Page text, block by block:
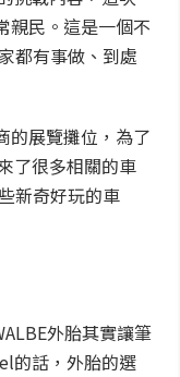
親民。這是一個不
都有事做、到處
的展覽攤位，為了
了很多相關的車
新奇好玩的車
外胎其實讓筆
的話，外胎的選